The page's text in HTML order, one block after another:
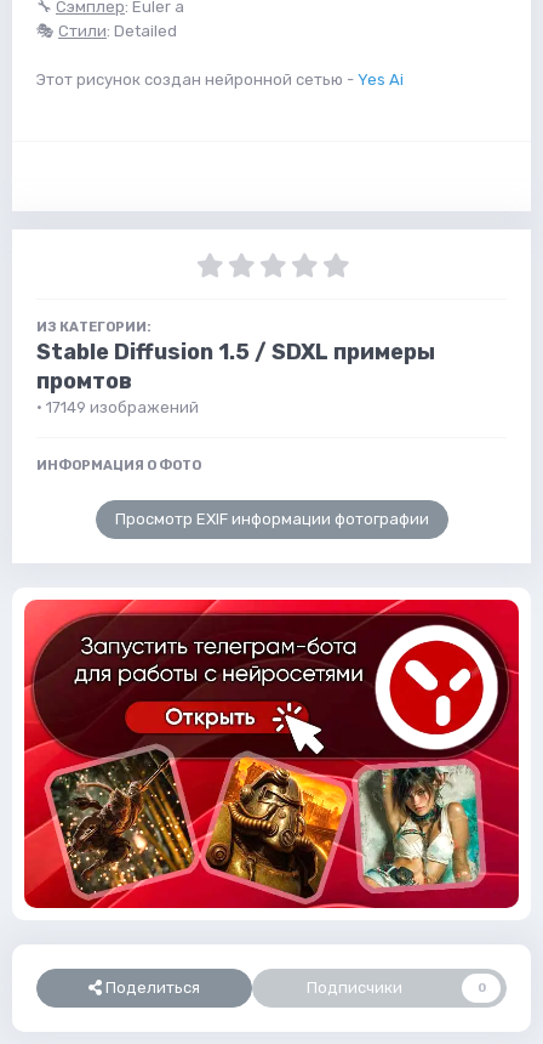
🔧 Сэмплер: Euler a
🎭 Стили: Detailed
Этот рисунок создан нейронной сетью - Yes Ai
ИЗ КАТЕГОРИИ:
Stable Diffusion 1.5 / SDXL примеры
промтов
· 17149 изображений
ИНФОРМАЦИЯ О ФОТО
Просмотр EXIF информации фотографии
Поделиться Подписчики 0